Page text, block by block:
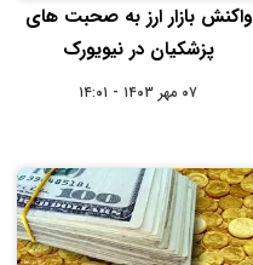
واکنش بازار ارز به صحبت های
پزشکیان در نیویورک
۰۷ مهر ۱۴۰۳ - ۱۴:۰۱